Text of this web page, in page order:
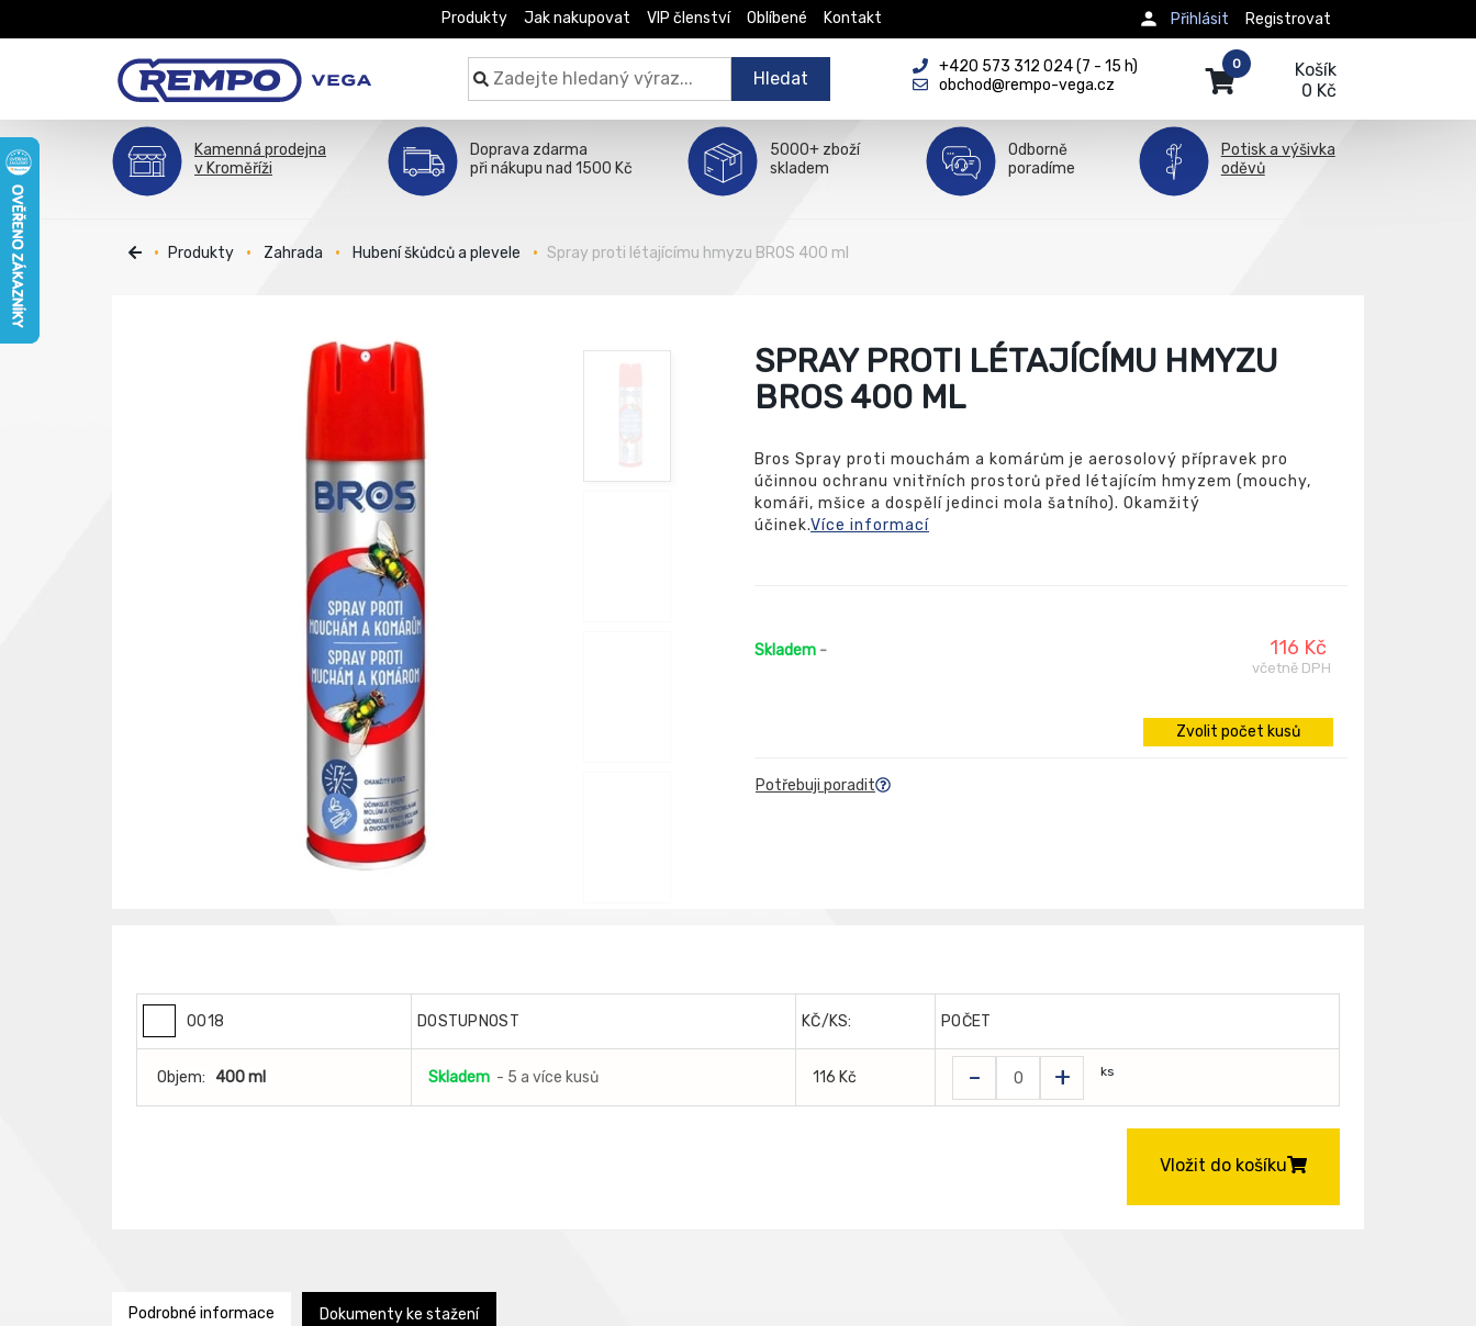
Produkty Jak nakupovat VIP členství Oblíbené Kontakt Registrovat
Přihlásit
Hledat
+420 573 312 024 (7 - 15 h)
obchod@rempo-vega.cz
Košík
0 Kč
0
Kamenná prodejna
v Kroměříži
Doprava zdarma
při nákupu nad 1500 Kč
5000+ zboží
skladem
Odborně
poradíme
Potisk a výšivka
oděvů
Produkty Zahrada Hubení škůdců a plevele Spray proti létajícímu hmyzu BROS 400 ml
SPRAY PROTI LÉTAJÍCÍMU HMYZU
BROS 400 ML
Bros Spray proti mouchám a komárům je aerosolový přípravek pro
účinnou ochranu vnitřních prostorů před létajícím hmyzem (mouchy,
komáři, mšice a dospělí jedinci mola šatního). Okamžitý
účinek.Více informací
Skladem - 116 Kč
včetně DPH
Zvolit počet kusů
Potřebuji poradit
0018 DOSTUPNOST KČ/KS: POČET
Objem: 400 ml Skladem - 5 a více kusů 116 Kč - + ks
Vložit do košíku
Podrobné informace Dokumenty ke stažení